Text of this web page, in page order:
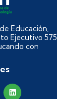
Educación,
Ejecutivo 575
con